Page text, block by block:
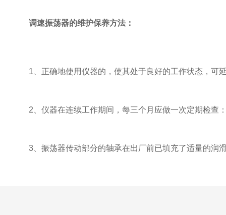
调速振荡器的维护保养方法：
1、正确地使用仪器的，使其处于良好的工作状态，可
2、仪器在连续工作期间，每三个月应做一次定期检查
3、振荡器传动部分的轴承在出厂前已填充了适量的润滑